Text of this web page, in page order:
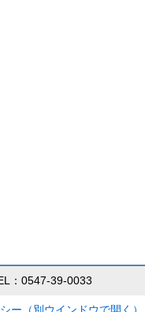
：0547-39-0033
ー（別ウインドウで開く）